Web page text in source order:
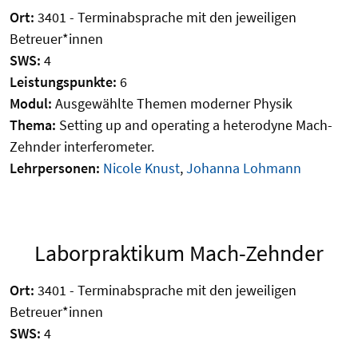
Ort: 3401 - Terminabsprache mit den jeweiligen
Betreuer*innen
SWS: 4
Leistungspunkte: 6
Modul: Ausgewählte Themen moderner Physik
Thema: Setting up and operating a heterodyne Mach-
Zehnder interferometer.
Lehrpersonen: Nicole Knust,Johanna Lohmann
Laborpraktikum Mach-Zehnder
Ort: 3401 - Terminabsprache mit den jeweiligen
Betreuer*innen
SWS: 4